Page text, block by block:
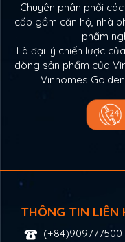
Chuyên phân phối
cấp gồm căn hộ, nhà
phẩm
Là đại lý chiến lược
dòng sản phẩm của
Vinhomes
THÔNG TIN LIÊN
(+84)909777500